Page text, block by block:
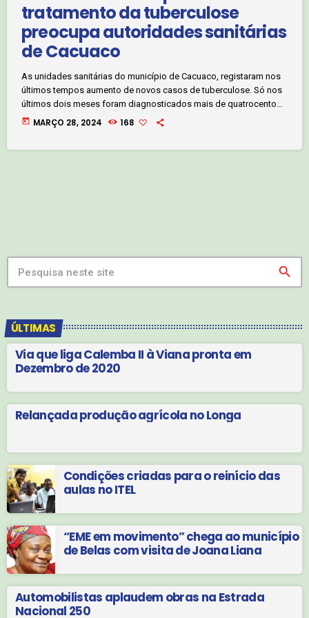
tratamento da tuberculose
preocupa autoridades sanitárias
de Cacuaco
As unidades sanitárias do município de Cacuaco, registaram nos
últimos tempos aumento de novos casos de tuberculose. Só nos
últimos dois meses foram diagnosticados mais de quatrocentos
novos casos. A dificuldade na aquisição de medicamentos por
today MARÇO 28, 2024 168
search
ÚLTIMAS
Via que liga Calemba II à Viana pronta em
Dezembro de 2020
Relançada produção agrícola no Longa
Condições criadas para o reinício das
aulas no ITEL
“EME em movimento” chega ao município
de Belas com visita de Joana Liana
Automobilistas aplaudem obras na Estrada
Nacional 250